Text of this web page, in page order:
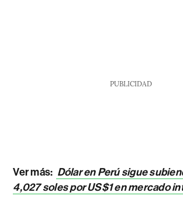
PUBLICIDAD
Ver más: Dólar en Perú sigue
4,027 soles por US$1 en mercado